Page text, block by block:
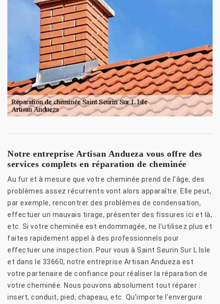
Notre entreprise Artisan Andueza vous offre des
services complets en réparation de cheminée
Au fur et à mesure que votre cheminée prend de l’âge, des
problèmes assez récurrents vont alors apparaître. Elle peut,
par exemple, rencontrer des problèmes de condensation,
effectuer un mauvais tirage, présenter des fissures ici et là,
etc. Si votre cheminée est endommagée, ne l’utilisez plus et
faites rapidement appel à des professionnels pour
effectuer une inspection. Pour vous à Saint Seurin Sur L Isle
et dans le 33660, notre entreprise Artisan Andueza est
votre partenaire de confiance pour réaliser la réparation de
votre cheminée. Nous pouvons absolument tout réparer :
insert, conduit, pied, chapeau, etc. Qu’importe l’envergure